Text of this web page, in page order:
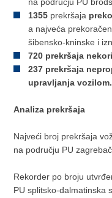
1355 prekršaja
a najveća
šibensko-kninske i
720 prekršaja
237 prekršaja
upravljanja vozilom.
Analiza prekršaja
Najveći broj prekršaja
na području PU
Rekorder po broju
PU splitsko-dalmatinska